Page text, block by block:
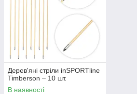
Дерев'яні стріли inSPORTline
Timberson – 10 шт.
В наявності